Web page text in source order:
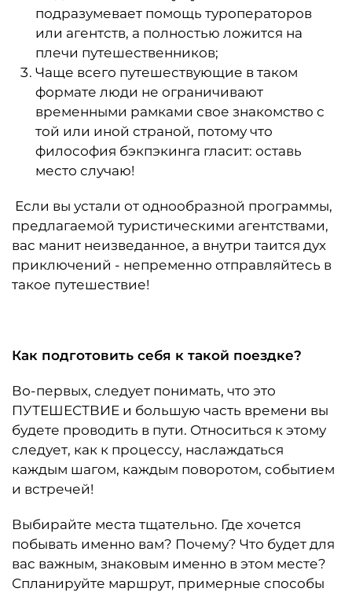
подразумевает помощь туроператоров
или агентств, а полностью ложится на
плечи путешественников;
Чаще всего путешествующие в таком
формате люди не ограничивают
временными рамками свое знакомство с
той или иной страной, потому что
философия бэкпэкинга гласит: оставь
место случаю!
Если вы устали от однообразной программы,
предлагаемой туристическими агентствами,
вас манит неизведанное, а внутри таится дух
приключений - непременно отправляйтесь в
такое путешествие!
Как подготовить себя к такой поездке?
Во-первых, следует понимать, что это
ПУТЕШЕСТВИЕ и большую часть времени вы
будете проводить в пути. Относиться к этому
следует, как к процессу, наслаждаться
каждым шагом, каждым поворотом, событием
и встречей!
Выбирайте места тщательно. Где хочется
побывать именно вам? Почему? Что будет для
вас важным, знаковым именно в этом месте?
Спланируйте маршрут, примерные способы